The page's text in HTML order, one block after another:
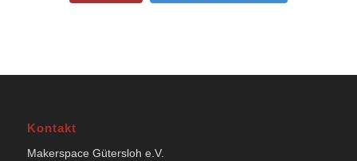
Kontakt
Makerspace Gütersloh e.V.